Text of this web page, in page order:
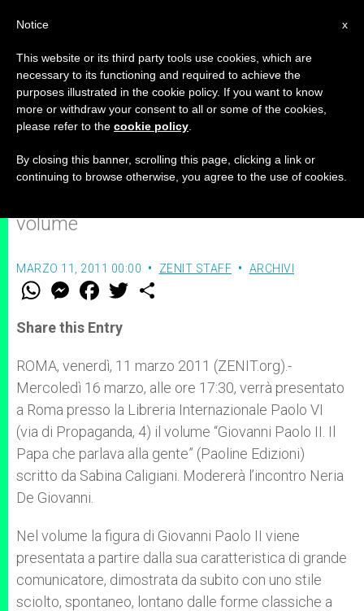
“Giovanni Paolo II. Il Papa che
parlava alla gente”
volume
MARZO 11, 2011 00:00 ZENIT STAFF ARCHIVI
W
t
s
p
p
M
e
s
e
g
e
r
F
a
e
b
o
k
w
r
Share this Entry
ROMA, venerdì, 11 marzo 2011 (ZENIT.org).-
Mercoledì 16 marzo, alle ore 17:30, verrà presentato
a Roma presso la Libreria Internazionale Paolo VI
(via di Propaganda, 4) il volume “Giovanni Paolo II. Il
Papa che parlava alla gente” (Paoline Edizioni)
scritto da Sabina Caligiani. Modererà l’incontro Neria
De Giovanni.
Nel volume la figura di Giovanni Paolo II viene
presentata a partire dalla sua caratteristica di grande
comunicatore, dimostrata da subito con uno stile
sciolto, spontaneo, lontano dalle forme classiche a
x
Notice
This website or its third party tools use cookies, which are
necessary to its functioning and required to achieve the
purposes illustrated in the cookie policy. If you want to know
more or withdraw your consent to all or some of the cookies,
please refer to the cookie policy
By closing this banner, scrolling this page, clicking a link or
continuing to browse otherwise, you agree to the use of cookies.